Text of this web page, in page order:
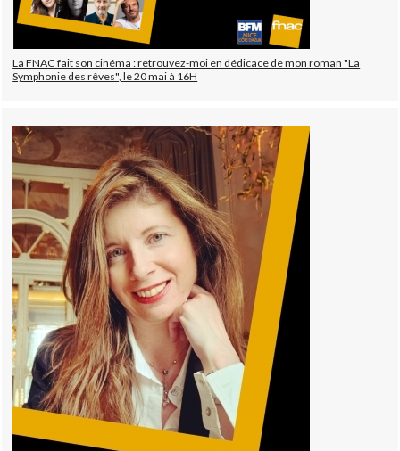
La FNAC fait son cinéma : retrouvez-moi en dédicace de mon roman "La
Symphonie des rêves", le 20 mai à 16H